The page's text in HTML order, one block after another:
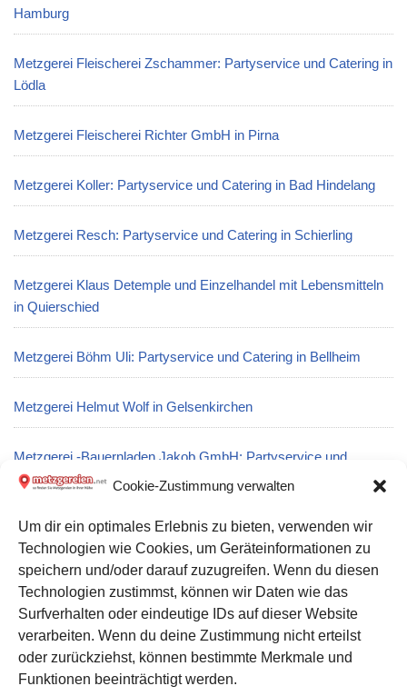
Cookie-Zustimmung verwalten
Um dir ein optimales Erlebnis zu bieten, verwenden wir
Technologien wie Cookies, um Geräteinformationen zu
speichern und/oder darauf zuzugreifen. Wenn du diesen
Technologien zustimmst, können wir Daten wie das
Surfverhalten oder eindeutige IDs auf dieser Website
verarbeiten. Wenn du deine Zustimmung nicht erteilst
oder zurückziehst, können bestimmte Merkmale und
Funktionen beeinträchtigt werden.
Hamburg
Metzgerei Fleischerei Zschammer: Partyservice und Catering in
Lödla
Metzgerei Fleischerei Richter GmbH in Pirna
Metzgerei Koller: Partyservice und Catering in Bad Hindelang
Metzgerei Resch: Partyservice und Catering in Schierling
Metzgerei Klaus Detemple und Einzelhandel mit Lebensmitteln
in Quierschied
Metzgerei Böhm Uli: Partyservice und Catering in Bellheim
Metzgerei Helmut Wolf in Gelsenkirchen
Metzgerei -Bauernladen Jakob GmbH: Partyservice und
Catering in Aurachtal
Metzgerei M. Max Fleischerfachgeschäft GmbH in Hof
Metzgerei Volker Pfannstiel in Eisenach
Kontakt zu uns